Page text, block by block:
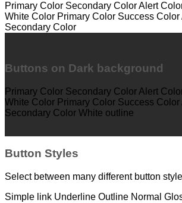
Primary Color Secondary ColorAlert
White Color Primary Color Success Color
Secondary Color
Buttons on Dark background
Primary Color Secondary Color Alert
White Color Primary Color Success Color
Secondary Color White outline
Button Styles
Select between many different button
Simple link Underline Outline Normal